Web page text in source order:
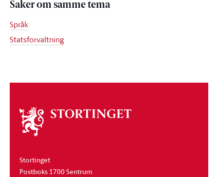
Saker om samme tema
Språk
Statsforvaltning
Om
stortinget
Stortinget
Postboks 1700 Sentrum